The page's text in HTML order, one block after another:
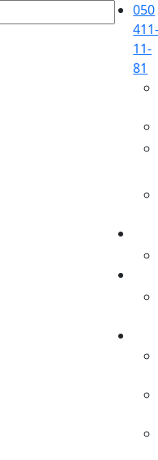
050
11-
81